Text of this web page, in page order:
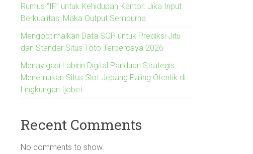
Rumus “IF” untuk Kehidupan Kantor: Jika Input
Berkualitas, Maka Output Sempurna
Mengoptimalkan Data SGP untuk Prediksi Jitu
dan Standar Situs Toto Terpercaya 2026
Menavigasi Labirin Digital Panduan Strategis
Menemukan Situs Slot Jepang Paling Otentik di
Lingkungan Ijobet
Recent Comments
No comments to show.